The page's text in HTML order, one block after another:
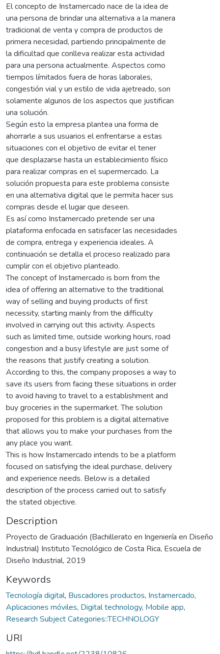
El concepto de Instamercado nace de la idea de
una persona de brindar una alternativa a la manera
tradicional de venta y compra de productos de
primera necesidad, partiendo principalmente de
la dificultad que conlleva realizar esta actividad
para una persona actualmente. Aspectos como
tiempos límitados fuera de horas laborales,
congestión vial y un estilo de vida ajetreado, son
solamente algunos de los aspectos que justifican
una solución.
Según esto la empresa plantea una forma de
ahorrarle a sus usuarios el enfrentarse a estas
situaciones con el objetivo de evitar el tener
que desplazarse hasta un establecimiento físico
para realizar compras en el supermercado. La
solución propuesta para este problema consiste
en una alternativa digital que le permita hacer sus
compras desde el lugar que deseen.
Es así como Instamercado pretende ser una
plataforma enfocada en satisfacer las necesidades
de compra, entrega y experiencia ideales. A
continuación se detalla el proceso realizado para
cumplir con el objetivo planteado.
The concept of Instamercado is born from the
idea of offering an alternative to the traditional
way of selling and buying products of first
necessity, starting mainly from the difficulty
involved in carrying out this activity. Aspects
such as limited time, outside working hours, road
congestion and a busy lifestyle are just some of
the reasons that justify creating a solution.
According to this, the company proposes a way to
save its users from facing these situations in order
to avoid having to travel to a establishment and
buy groceries in the supermarket. The solution
proposed for this problem is a digital alternative
that allows you to make your purchases from the
any place you want.
This is how Instamercado intends to be a platform
focused on satisfying the ideal purchase, delivery
and experience needs. Below is a detailed
description of the process carried out to satisfy
the stated objective.
Description
Proyecto de Graduación (Bachillerato en Ingeniería en Diseño
Industrial) Instituto Tecnológico de Costa Rica, Escuela de
Diseño Industrial, 2019
Keywords
Tecnología digital, Buscadores productos, Instamercado,
Aplicaciones móviles, Digital technology, Mobile app,
Research Subject Categories::TECHNOLOGY
URI